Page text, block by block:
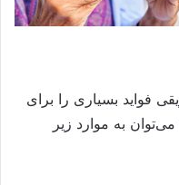
فواید بسیاری را برای
به موارد زیر